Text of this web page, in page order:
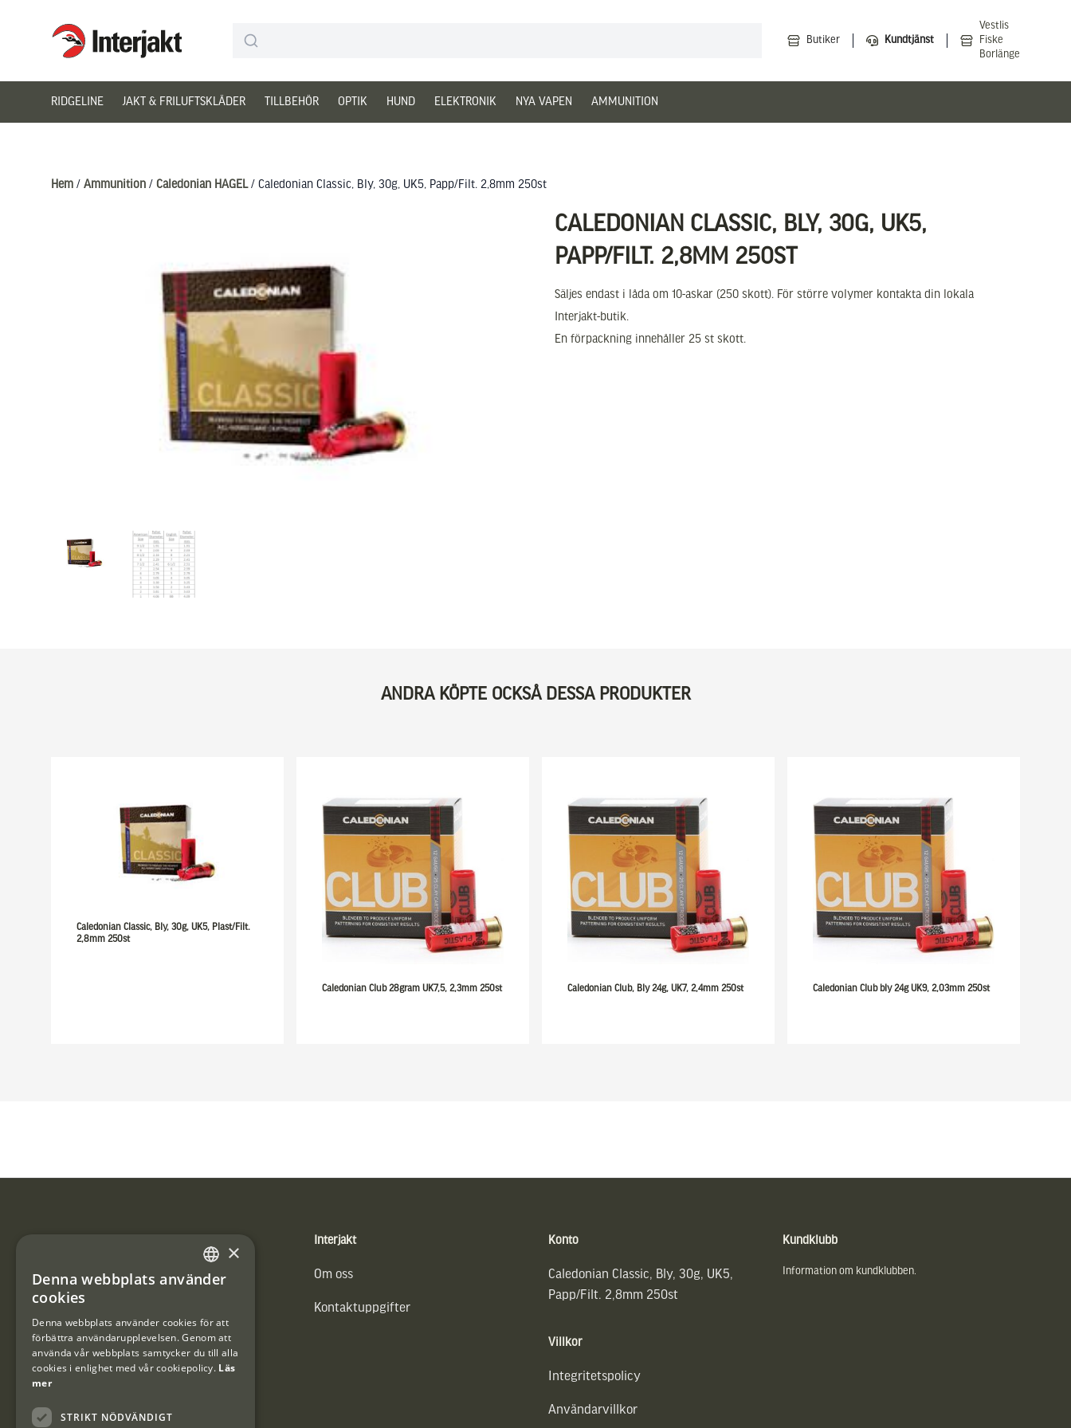
Interjakt SE
Butiker Kundtjänst
Vestlis
Fiske
Borlänge
RIDGELINE JAKT & FRILUFTSKLÄDER TILLBEHÖR OPTIK HUND ELEKTRONIK NYA VAPEN AMMUNITION
Hem / Ammunition / Caledonian HAGEL/ Caledonian Classic, Bly, 30g, UK5, Papp/Filt. 2,8mm 250st
CALEDONIAN CLASSIC, BLY, 30G, UK5,
PAPP/FILT. 2,8MM 250ST
Säljes endast i låda om 10-askar (250 skott). För större volymer kontakta din lokala
Interjakt-butik.
En förpackning innehåller 25 st skott.
ANDRA KÖPTE OCKSÅ DESSA PRODUKTER
Caledonian Classic, Bly, 30g, UK5, Plast/Filt.
2,8mm 250st
Caledonian Club 28gram UK7,5, 2,3mm 250st Caledonian Club, Bly 24g, UK7, 2,4mm 250st Caledonian Club bly 24g UK9, 2,03mm 250st
Vännäs Friluftbyxa
Interjakt
Om oss
Kontaktuppgifter
Konto
Caledonian Classic, Bly, 30g, UK5,
Papp/Filt. 2,8mm 250st
Villkor
Integritetspolicy
Användarvillkor
Kundklubb
Information om kundklubben.
SWEDISH
×
Denna webbplats använder
cookies
Denna webbplats använder cookies för att
förbättra användarupplevelsen. Genom att
använda vår webbplats samtycker du till alla
cookies i enlighet med vår cookiepolicy. Läs
mer
STRIKT NÖDVÄNDIGT